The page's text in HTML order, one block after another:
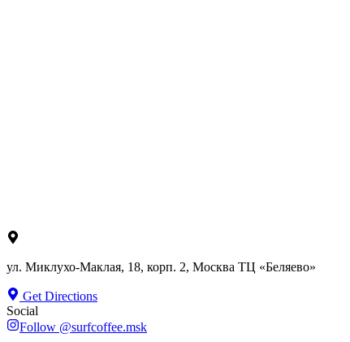
ул. Миклухо-Маклая, 18, корп. 2, Москва ТЦ «Беляево»
Get Directions
Social
Follow @surfcoffee.msk